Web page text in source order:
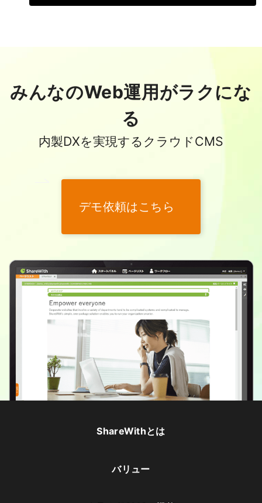
みんなのWeb運用がラクにな
る
内製DXを実現するクラウドCMS
デモ依頼はこちら
ShareWithとは
バリュー